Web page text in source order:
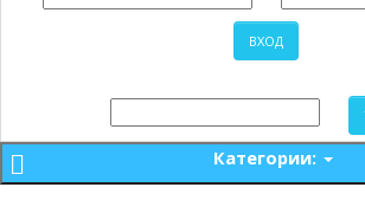
Категории: